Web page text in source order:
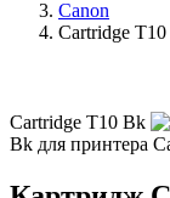
Canon
Cartridge
Cartridge T10 Bk
Bk для принтера